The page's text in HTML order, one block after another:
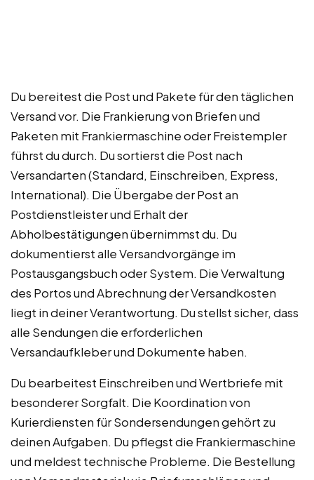
Du bereitest die Post und Pakete für den täglichen
Versand vor. Die Frankierung von Briefen und
Paketen mit Frankiermaschine oder Freistempler
führst du durch. Du sortierst die Post nach
Versandarten (Standard, Einschreiben, Express,
International). Die Übergabe der Post an
Postdienstleister und Erhalt der
Abholbestätigungen übernimmst du. Du
dokumentierst alle Versandvorgänge im
Postausgangsbuch oder System. Die Verwaltung
des Portos und Abrechnung der Versandkosten
liegt in deiner Verantwortung. Du stellst sicher, dass
alle Sendungen die erforderlichen
Versandaufkleber und Dokumente haben.
Du bearbeitest Einschreiben und Wertbriefe mit
besonderer Sorgfalt. Die Koordination von
Kurierdiensten für Sondersendungen gehört zu
deinen Aufgaben. Du pflegst die Frankiermaschine
und meldest technische Probleme. Die Bestellung